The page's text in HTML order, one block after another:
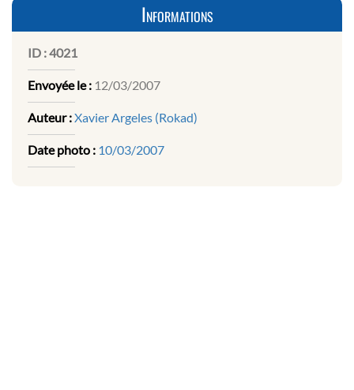
Informations
ID :4021
Envoyée le : 12/03/2007
Auteur :Xavier Argeles (Rokad)
Date photo : 10/03/2007